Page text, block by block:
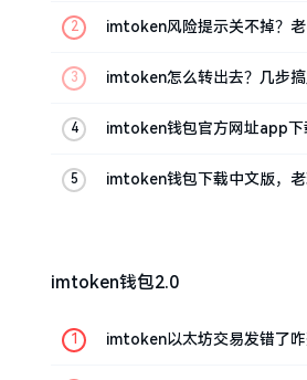
imtoken风险提示关不掉？
imtoken怎么转出去？几步
imtoken钱包官方网址app下
imtoken钱包下载中文版，
imtoken钱包2.0
imtoken以太坊交易发错了